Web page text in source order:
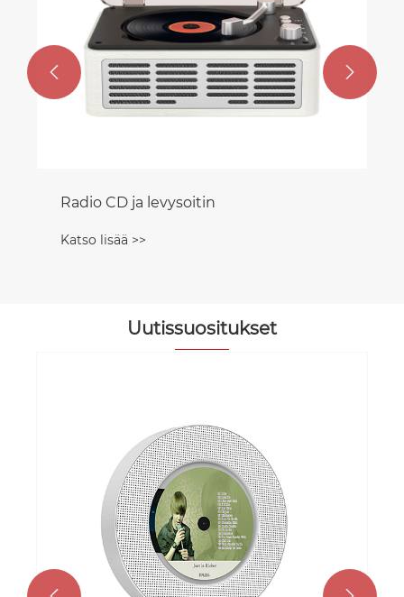
 
Uutissuositukset
loistava tuote, joka lisätään myymäläsi?
Katso lisää >>